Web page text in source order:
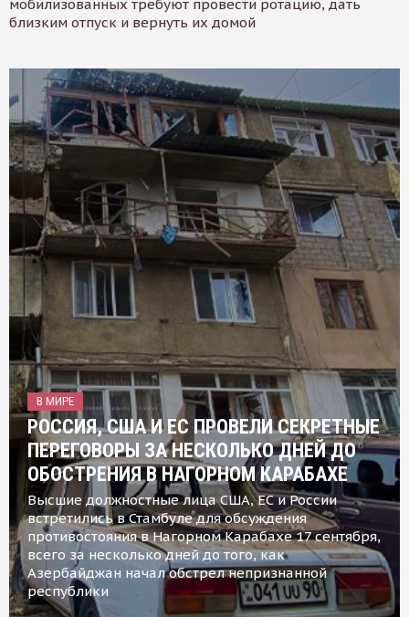
мобилизованных требуют провести ротацию, дать
близким отпуск и вернуть их домой
В МИРЕ
РОССИЯ, США И ЕС ПРОВЕЛИ СЕКРЕТНЫЕ
ПЕРЕГОВОРЫ ЗА НЕСКОЛЬКО ДНЕЙ ДО
ОБОСТРЕНИЯ В НАГОРНОМ КАРАБАХЕ
Высшие должностные лица США, ЕС и России
встретились в Стамбуле для обсуждения
противостояния в Нагорном Карабахе 17 сентября,
всего за несколько дней до того, как
Азербайджан начал обстрел непризнанной
республики